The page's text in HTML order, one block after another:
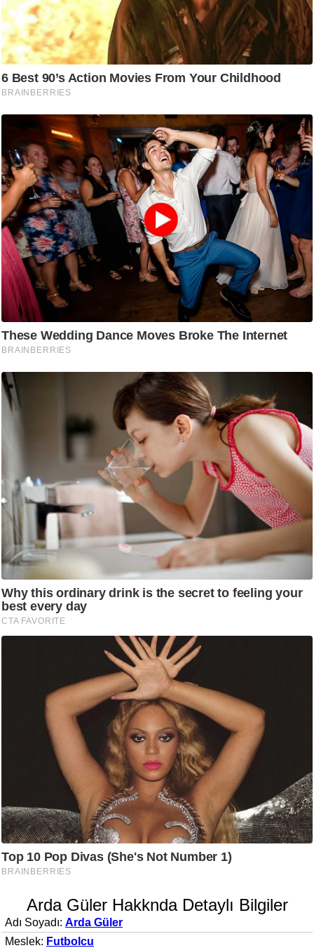
Arda Güler Hakknda Detaylı Bilgiler
Adı Soyadı: Arda Güler
Meslek: Futbolcu